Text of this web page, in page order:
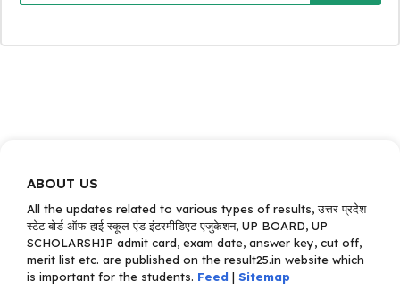
ABOUT US
All the updates related to various types of results, उत्तर प्रदेश
स्टेट बोर्ड ऑफ हाई स्कूल एंड इंटरमीडिएट एजुकेशन, UP BOARD, UP
SCHOLARSHIP admit card, exam date, answer key, cut off,
merit list etc. are published on the result25.in website which
is important for the students. Feed | Sitemap